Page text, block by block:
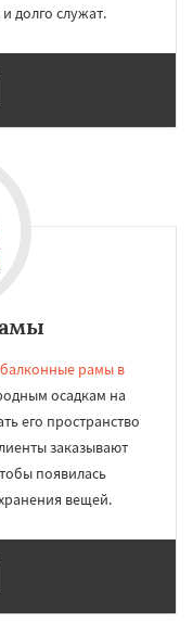
долго служат.
рамы в
осадкам на
его пространство
заказывают
появилась
вещей.